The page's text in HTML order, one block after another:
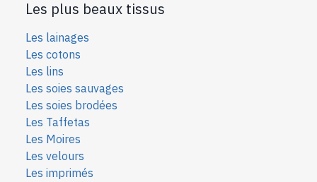
Les plus beaux tissus
Les lainages
Les cotons
Les lins
Les soies sauvages
Les soies brodées
Les Taffetas
Les Moires
Les velours
Les imprimés